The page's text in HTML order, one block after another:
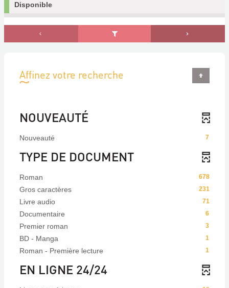
Disponible
Affinez votre recherche
NOUVEAUTÉ
7
Nouveauté
TYPE DE DOCUMENT
678
Roman
231
Gros caractères
71
Livre audio
6
Documentaire
3
Premier roman
1
BD - Manga
1
Roman - Première lecture
EN LIGNE 24/24